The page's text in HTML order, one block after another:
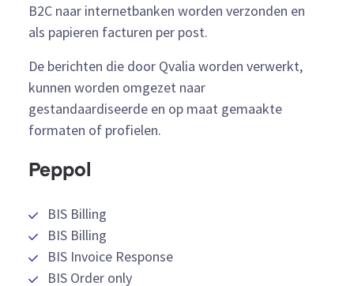
B2C naar internetbanken worden verzonden en
als papieren facturen per post.
De berichten die door Qvalia worden verwerkt,
kunnen worden omgezet naar
gestandaardiseerde en op maat gemaakte
formaten of profielen.
Peppol
BIS Billing
BIS Billing
BIS Invoice Response
BIS Order only